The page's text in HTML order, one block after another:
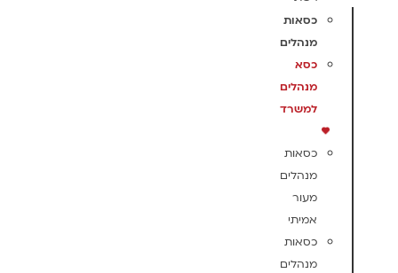
כסאות
מנהלים
כסא
מנהלים
למשרד
כסאות
מנהלים
מעור
אמיתי
כסאות
מנהלים